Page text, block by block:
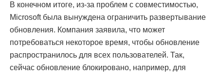
В конечном итоге, из-за проблем с совместимостью,
Microsoft была вынуждена ограничить развертывание
обновления. Компания заявила, что может
потребоваться некоторое время, чтобы обновление
распространилось для всех пользователей. Так,
сейчас обновление блокировано, например, для